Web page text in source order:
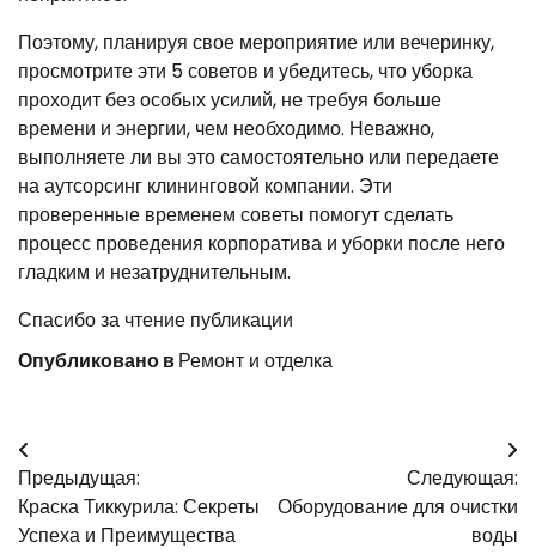
Поэтому, планируя свое мероприятие или вечеринку,
просмотрите эти 5 советов и убедитесь, что уборка
проходит без особых усилий, не требуя больше
времени и энергии, чем необходимо. Неважно,
выполняете ли вы это самостоятельно или передаете
на аутсорсинг клининговой компании. Эти
проверенные временем советы помогут сделать
процесс проведения корпоратива и уборки после него
гладким и незатруднительным.
Спасибо за чтение публикации
Опубликовано вРемонт и отделка
Навигация
по
записям
Предыдущая:
Краска Тиккурила: Секреты
Успеха и Преимущества
Следующая:
Оборудование для очистки
воды